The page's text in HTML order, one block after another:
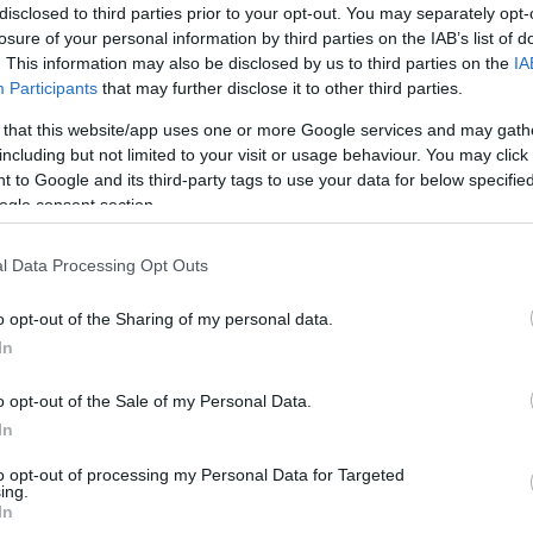
to third parties prior to your opt-out. You may separately
of your personal information by third parties on the IAB’s list of
This information may also be disclosed by us to third parties on the
Participants that may further disclose it to other third parties.
that this website/app uses one or more Google services and may
but not limited to your visit or usage behaviour. You may
to Google and its third-party tags to use your data for below
consent section.
Data Processing Opt Outs
opt-out of the Sharing of my personal data.
opt-out of the Sale of my Personal Data.
opt-out of processing my Personal Data for Targeted
έχω σκούρο δέρμα”
21/AUG/25 13:35
Ο Ντένις Σρέντερ έχει οδηγήσει τη
Γερμανία σε δύο σπουδαίες επιτυχίες
διαδεχόμενος τον Ντιρκ Νοβίτσκι στον
ηγετικό ρόλο, ωστόσο...
“flashback” στην καριέρα
που έκλεισε τα 47
19/JUN/25 11:41
6) τα 47 του χρόνια και το Eurohoops κάνει